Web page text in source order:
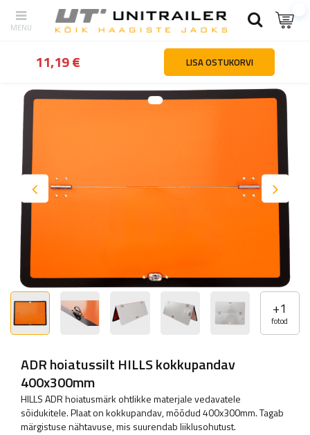
tagasi Kodu Sõidukite osad ja tarvikud Kleebised |
+1
fotod
ADR hoiatussilt HILLS kokkupandav
400x300mm
HILLS ADR hoiatusmärk ohtlikke materjale vedavatele
sõidukitele. Plaat on kokkupandav, mõõdud 400x300mm. Tagab
märgistuse nähtavuse, mis suurendab liiklusohutust.
11,19 € LISA OSTUKORVI